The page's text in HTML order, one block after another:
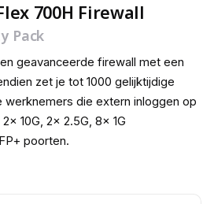
700H Firewall
Pack
geavanceerde firewall met een
zet je tot 1000 gelijktijdige
werknemers die extern inloggen op
10G, 2x 2.5G, 8x 1G
poorten.